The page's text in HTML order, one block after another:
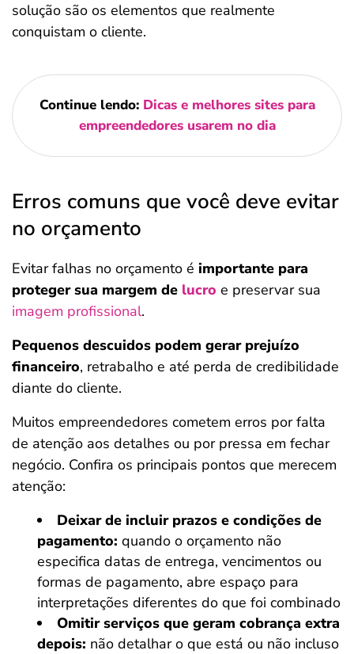
solução são os elementos que realmente
conquistam o cliente.
Continue lendo: Dicas e melhores sites para
empreendedores usarem no dia
Erros comuns que você deve evitar
no orçamento
Evitar falhas no orçamento é importante para
proteger sua margem de lucro e preservar sua
imagem profissional.
Pequenos descuidos podem gerar prejuízo
financeiro, retrabalho e até perda de credibilidade
diante do cliente.
Muitos empreendedores cometem erros por falta
de atenção aos detalhes ou por pressa em fechar
negócio. Confira os principais pontos que merecem
atenção:
Deixar de incluir prazos e condições de
pagamento: quando o orçamento não
especifica datas de entrega, vencimentos ou
formas de pagamento, abre espaço para
interpretações diferentes do que foi combinado
Omitir serviços que geram cobrança extra
depois: não detalhar o que está ou não incluso